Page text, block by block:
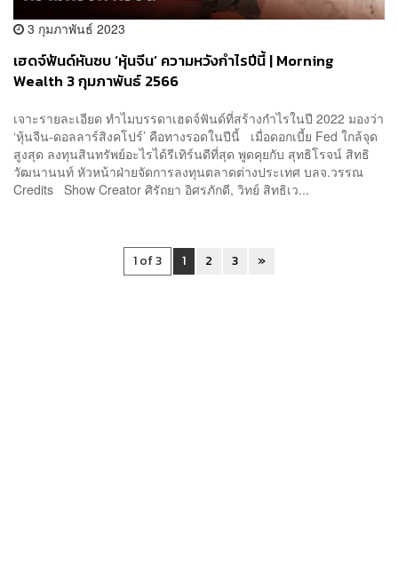
3 กุมภาพันธ์ 2023
เฮดจ์ฟันด์หันซบ ‘หุ้นจีน’ ความหวังกำไรปีนี้ | Morning
Wealth 3 กุมภาพันธ์ 2566
เจาะรายละเอียด ทำไมบรรดาเฮดจ์ฟันด์ที่สร้างกำไรในปี 2022 มองว่า
‘หุ้นจีน-ดอลลาร์สิงคโปร์’ คือทางรอดในปีนี้ เมื่อดอกเบี้ย Fed ใกล้จุด
สูงสุด ลงทุนสินทรัพย์อะไรได้รีเทิร์นดีที่สุด พูดคุยกับ สุทธิโรจน์ สิทธิ
วัฒนานนท์ หัวหน้าฝ่ายจัดการลงทุนตลาดต่างประเทศ บลจ.วรรณ
Credits Show Creator ศิรัถยา อิศรภักดี, วิทย์ สิทธิเว...
1 of 3 1 2 3 »